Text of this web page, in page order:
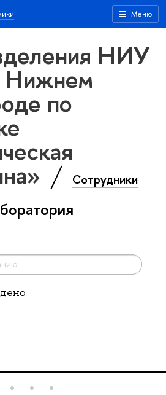
Меню
НИУ
по
Сотрудники